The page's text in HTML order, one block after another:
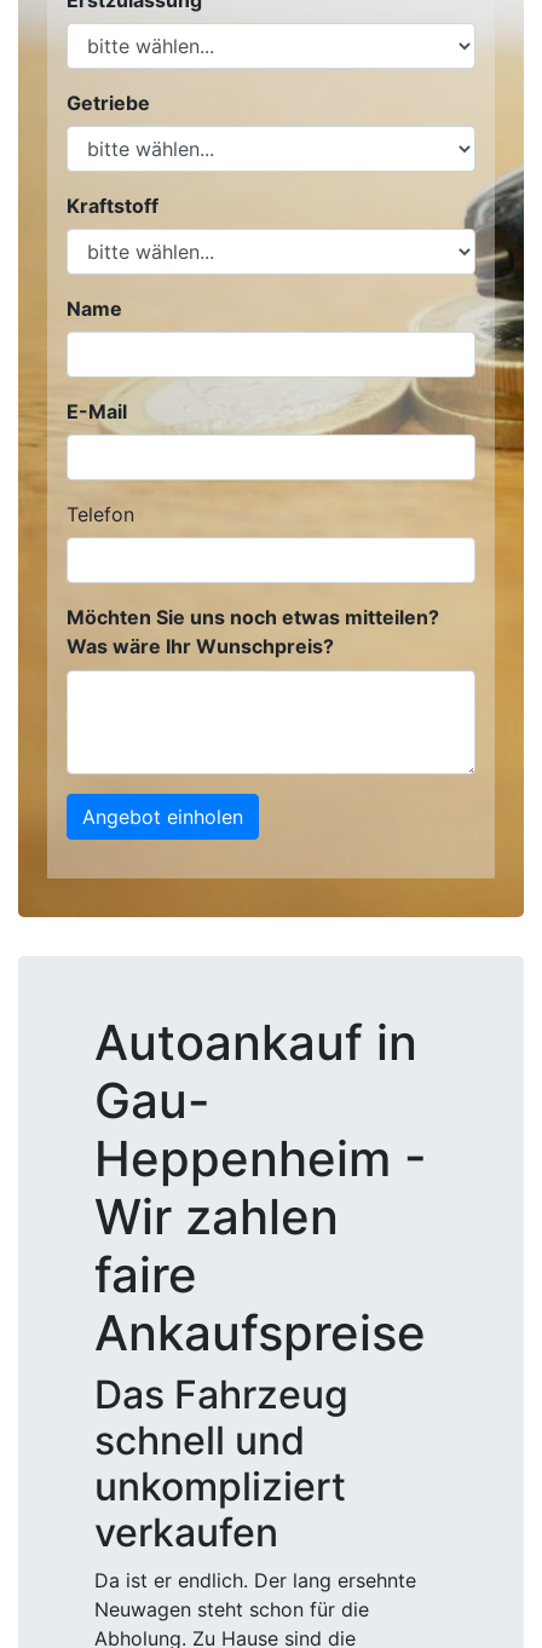
Getriebe
Kraftstoff
Name
E-Mail
Telefon
Möchten Sie uns noch etwas mitteilen?
Was wäre Ihr Wunschpreis?
Angebot einholen
Autoankauf in
Gau-
Heppenheim -
Wir zahlen
faire
Ankaufspreise
Das Fahrzeug
schnell und
unkompliziert
verkaufen
Da ist er endlich. Der lang ersehnte
Neuwagen steht schon für die
Abholung. Zu Hause sind die